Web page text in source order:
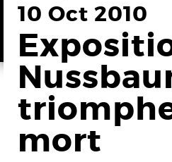
10 Oct 2010
mort